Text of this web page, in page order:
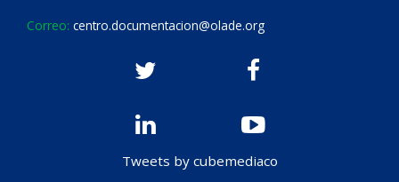
Correo: centro.documentacion@olade.org
Tweets by cubemediaco